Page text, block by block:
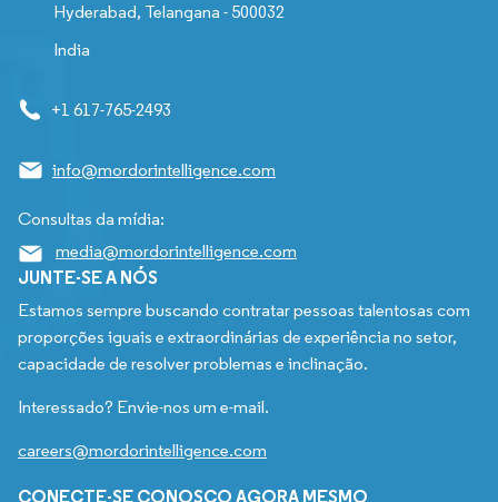
Hyderabad, Telangana - 500032
India
+1 617-765-2493
info@mordorintelligence.com
Consultas da mídia:
media@mordorintelligence.com
JUNTE-SE A NÓS
Estamos sempre buscando contratar pessoas talentosas com
proporções iguais e extraordinárias de experiência no setor,
capacidade de resolver problemas e inclinação.
Interessado? Envie-nos um e-mail.
careers@mordorintelligence.com
CONECTE-SE CONOSCO AGORA MESMO